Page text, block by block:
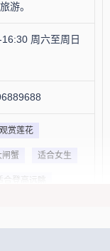
游。
周六至周日
赏莲花
闸蟹 适合女生
可以观红嘴鸥